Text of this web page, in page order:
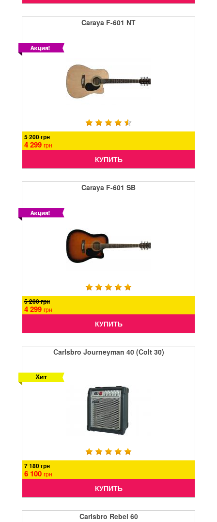
Caraya F-601 NT
5 200 грн
4 299 грн
КУПИТЬ
Caraya F-601 SB
5 200 грн
4 299 грн
КУПИТЬ
Carlsbro Journeyman 40 (Colt 30)
7 180 грн
6 100 грн
КУПИТЬ
Carlsbro Rebel 60